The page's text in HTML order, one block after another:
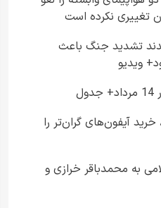
تغییری نکرده است
تشدید جنگ باعث
ویدیو
آیفون‌های گران‌تر را
به محمدباقر خرازی و